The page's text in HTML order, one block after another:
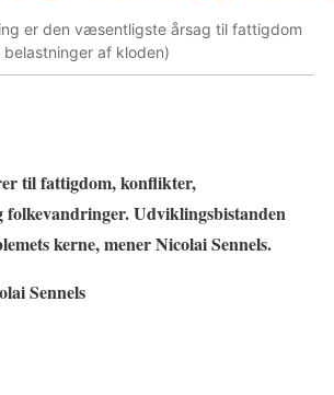
er den væsentligste årsag til fattigdom
af kloden)
til fattigdom, konflikter,
Udviklingsbistanden
kerne, mener Nicolai Sennels.
Sennels